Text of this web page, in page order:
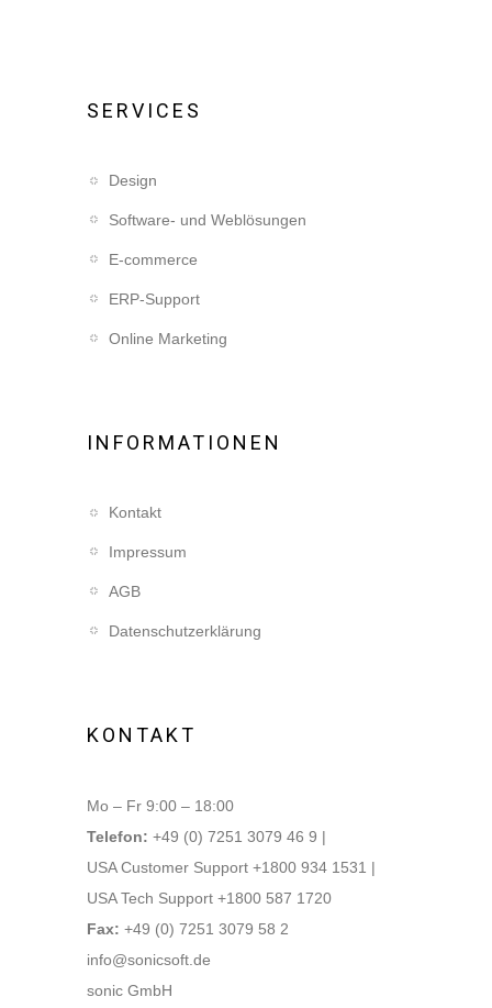
SERVICES
Design
Software- und Weblösungen
E-commerce
ERP-Support
Online Marketing
INFORMATIONEN
Kontakt
Impressum
AGB
Datenschutzerklärung
KONTAKT
Mo – Fr 9:00 – 18:00
Telefon: +49 (0) 7251 3079 46 9 |
USA Customer Support +1800 934 1531 |
USA Tech Support +1800 587 1720
Fax: +49 (0) 7251 3079 58 2
info@sonicsoft.de
sonic GmbH